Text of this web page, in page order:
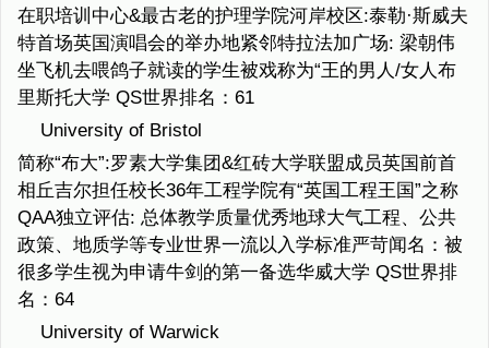
在职培训中心&最古老的护理学院河岸校区:泰勒·斯威夫
特首场英国演唱会的举办地紧邻特拉法加广场: 梁朝伟
坐飞机去喂鸽子就读的学生被戏称为“王的男人/女人布
里斯托大学 QS世界排名：61
University of Bristol
简称“布大”:罗素大学集团&红砖大学联盟成员英国前首
相丘吉尔担任校长36年工程学院有“英国工程王国”之称
QAA独立评估: 总体教学质量优秀地球大气工程、公共
政策、地质学等专业世界一流以入学标准严苛闻名：被
很多学生视为申请牛剑的第一备选华威大学 QS世界排
名：64
University of Warwick